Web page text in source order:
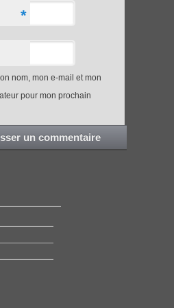
*
nom, mon e-mail et mon
pour mon prochain